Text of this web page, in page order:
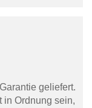
geliefert.
in Ordnung sein,